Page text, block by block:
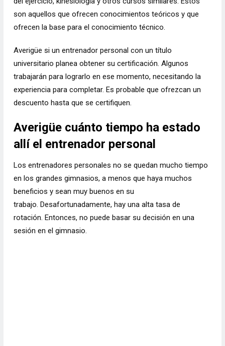
son aquellos que ofrecen conocimientos teóricos y que
ofrecen la base para el conocimiento técnico.
Averigüe si un entrenador personal con un título
universitario planea obtener su certificación. Algunos
trabajarán para lograrlo en ese momento, necesitando la
experiencia para completar. Es probable que ofrezcan un
descuento hasta que se certifiquen.
Averigüe cuánto tiempo ha estado
allí el entrenador personal
Los entrenadores personales no se quedan mucho tiempo
en los grandes gimnasios, a menos que haya muchos
beneficios y sean muy buenos en su
trabajo. Desafortunadamente, hay una alta tasa de
rotación. Entonces, no puede basar su decisión en una
sesión en el gimnasio.